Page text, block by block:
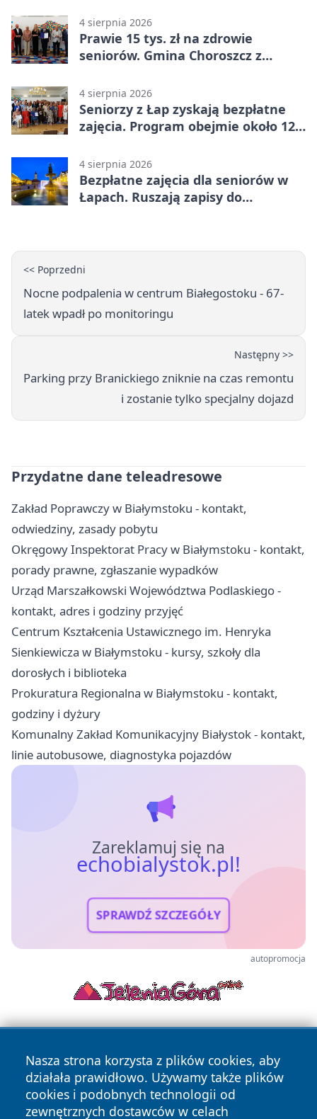
4 sierpnia 2026
Prawie 15 tys. zł na zdrowie
seniorów. Gmina Choroszcz z
4 sierpnia 2026
Seniorzy z Łap zyskają bezpłatne
zajęcia. Program obejmie około 120
4 sierpnia 2026
Bezpłatne zajęcia dla seniorów w
Łapach. Ruszają zapisy do
<< Poprzedni
Nocne podpalenia w centrum Białegostoku - 67-
latek wpadł po monitoringu
Następny >>
Parking przy Branickiego zniknie na czas remontu
i zostanie tylko specjalny dojazd
Przydatne dane teleadresowe
Zakład Poprawczy w Białymstoku - kontakt,
odwiedziny, zasady pobytu
Okręgowy Inspektorat Pracy w Białymstoku - kontakt,
porady prawne, zgłaszanie wypadków
Urząd Marszałkowski Województwa Podlaskiego -
kontakt, adres i godziny przyjęć
Centrum Kształcenia Ustawicznego im. Henryka
Sienkiewicza w Białymstoku - kursy, szkoły dla
dorosłych i biblioteka
Prokuratura Regionalna w Białymstoku - kontakt,
godziny i dyżury
Komunalny Zakład Komunikacyjny Białystok - kontakt,
linie autobusowe, diagnostyka pojazdów
Zareklamuj się na
echobialystok.pl!
SPRAWDŹ SZCZEGÓŁY
autopromocja
Nasza strona korzysta z plików cookies, aby
działała prawidłowo. Używamy także plików
cookies i podobnych technologii od
zewnętrznych dostawców w celach
Copyright © 2026 echobialystok.pl Wszystkie prawa